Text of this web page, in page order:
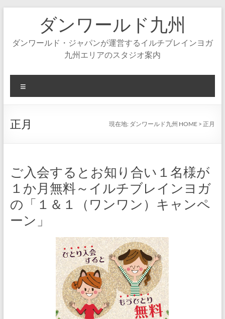
ダンワールド九州
ダンワールド・ジャパンが運営するイルチブレインヨガ
九州エリアのスタジオ案内
ニ
正月 現在地: ダンワールド九州 HOME >正月
ご入会するとお知り合い１名様が
１か月無料～イルチブレインヨガ
の「１＆１（ワンワン）キャンペ
ーン」